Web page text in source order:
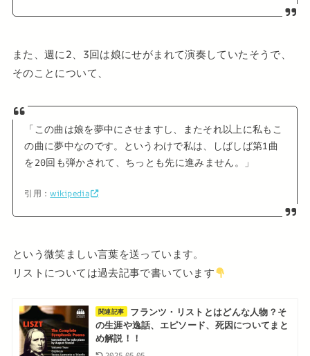
また、週に2、3回は娘にせがまれて演奏していたそうで、
そのことについて、
「この曲は娘を夢中にさせますし、またそれ以上に私もこ
の曲に夢中なのです。というわけで私は、しばしば第1曲
を20回も弾かされて、ちっとも先に進みません。」
引用：wikipedia
という微笑ましい言葉を送っています。
リストについては過去記事で書いています
関連記事
フランツ・リストとはどんな人物？そ
の生涯や逸話、エピソード、死因についてまと
め解説！！